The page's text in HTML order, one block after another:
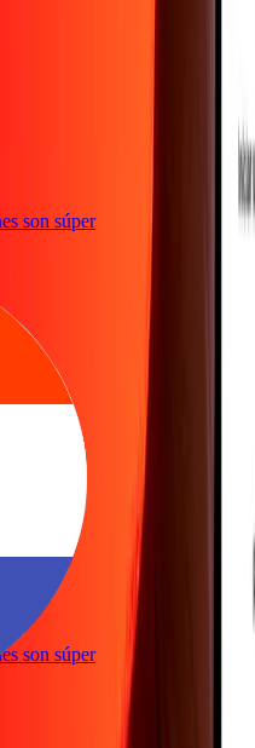
son súper
son súper